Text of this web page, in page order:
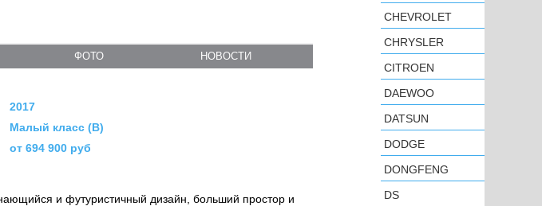
ФОТО НОВОСТИ
2017
Малый класс (B)
от 694 900 руб
и футуристичный дизайн, больший простор и
CHEVROLET
CHRYSLER
CITROEN
DAEWOO
DATSUN
DODGE
DONGFENG
DS